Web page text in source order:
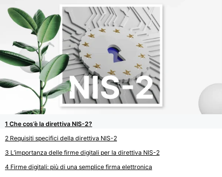
Che cos’è la direttiva NIS-2?
Requisiti specifici della direttiva NIS-2
L’importanza delle firme digitali per la direttiva NIS-2
Firme digitali: più di una semplice firma elettronica